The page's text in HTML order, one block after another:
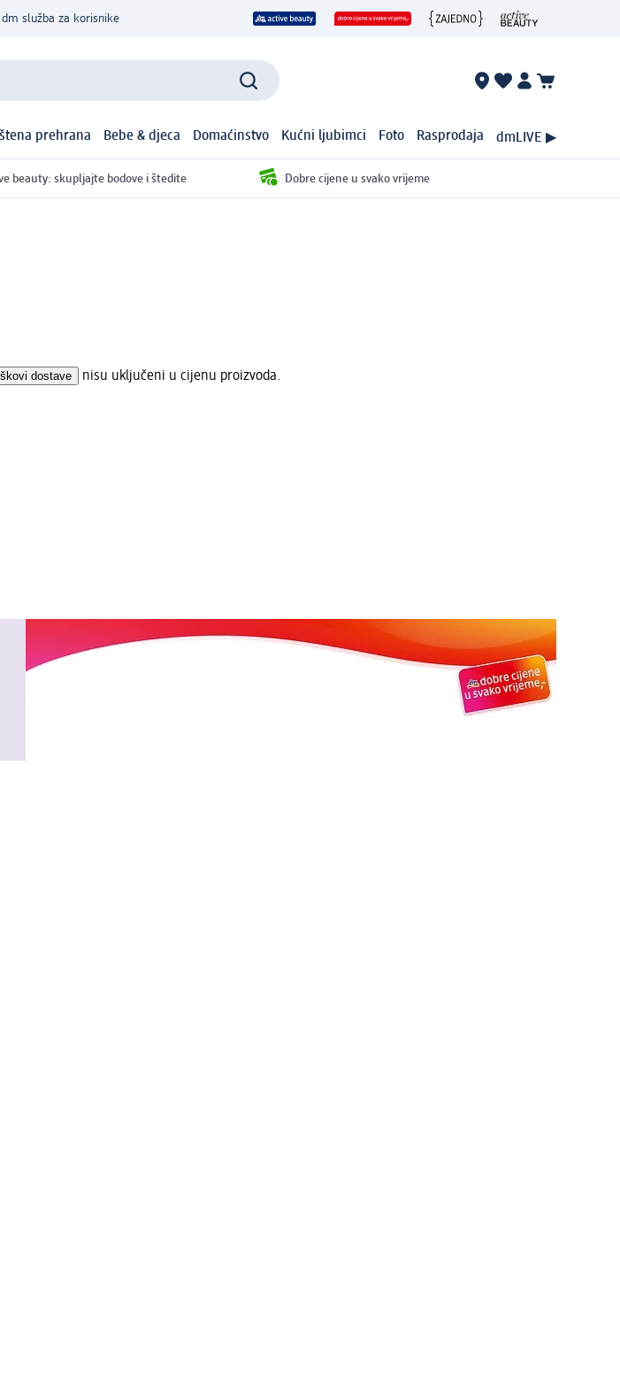
dm služba za korisnike
prehrana Bebe & djeca Domaćinstvo Kućni ljubimci Foto Rasprodaja dmLIVE ▶
beauty: skupljajte bodove i štedite Dobre cijene u svako vrijeme
dostave nisu uključeni u cijenu proizvoda.